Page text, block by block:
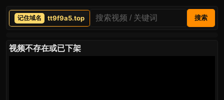
tt9f9a5.top 搜索
视频不存在或已下架